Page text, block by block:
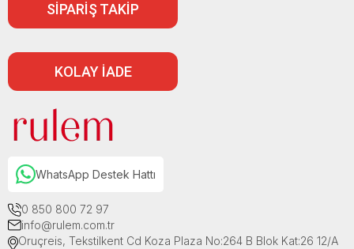
SİPARİŞ TAKİP
KOLAY İADE
WhatsApp Destek Hattı
0 850 800 72 97
info@rulem.com.tr
Oruçreis, Tekstilkent Cd Koza Plaza No:264 B Blok Kat:26 12/A